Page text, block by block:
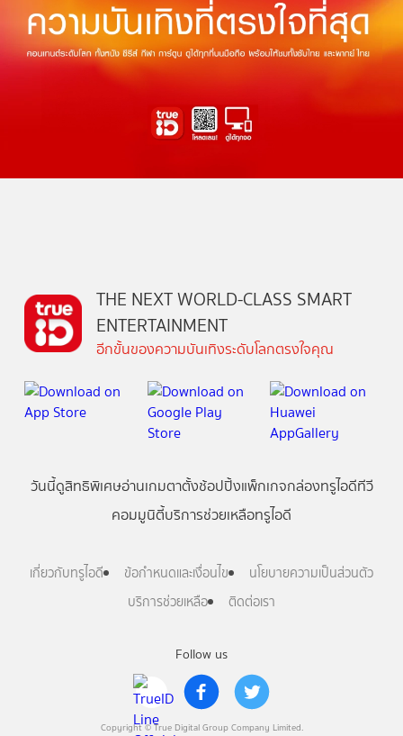
Follow us
Copyright © True Digital Group Company Limited.
THE NEXT WORLD-CLASS SMART
ENTERTAINMENT
อีกขั้นของความบันเทิงระดับโลกตรงใจคุณ
วันนี้ดูสิทธิพิเศษอ่านเกมตาตั้งช้อปปิ้งแพ็กเกจกล่องทรูไอดีทีวี
คอมมูนิตี้บริการช่วยเหลือทรูไอดี
เกี่ยวกับทรูไอดี ข้อกำหนดและเงื่อนไข
นโยบายความเป็นส่วนตัว
บริการช่วยเหลือ
ติดต่อเรา